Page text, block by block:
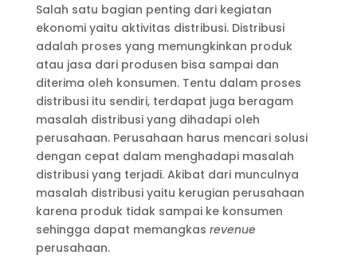
Salah satu bagian penting dari kegiatan
ekonomi yaitu aktivitas distribusi. Distribusi
adalah proses yang memungkinkan produk
atau jasa dari produsen bisa sampai dan
diterima oleh konsumen. Tentu dalam proses
distribusi itu sendiri, terdapat juga beragam
masalah distribusi yang dihadapi oleh
perusahaan. Perusahaan harus mencari solusi
dengan cepat dalam menghadapi masalah
distribusi yang terjadi. Akibat dari munculnya
masalah distribusi yaitu kerugian perusahaan
karena produk tidak sampai ke konsumen
sehingga dapat memangkas revenue
perusahaan.